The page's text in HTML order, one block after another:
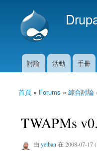
主選單
討論 活動 手冊
您在這裡
首頁 » Forums » 綜合討論
TWAPMs
由 yelban 在 2008-07-17